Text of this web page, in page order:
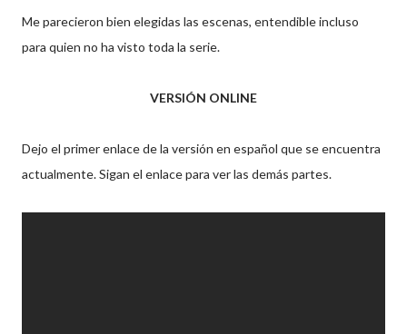
Me parecieron bien elegidas las escenas, entendible incluso
para quien no ha visto toda la serie.
VERSIÓN ONLINE
Dejo el primer enlace de la versión en español que se encuentra
actualmente. Sigan el enlace para ver las demás partes.